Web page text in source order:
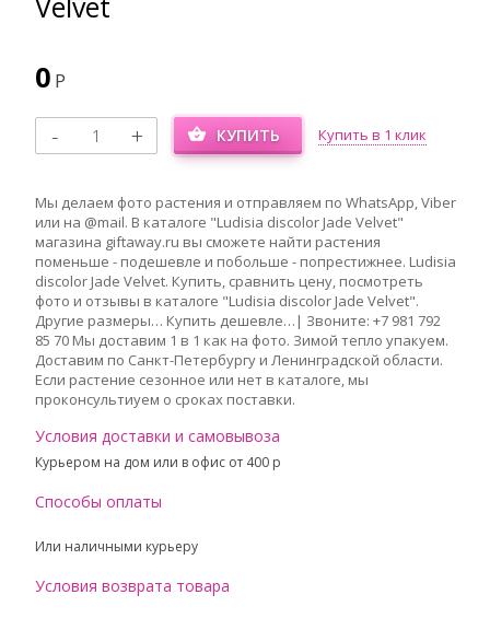
0Р
КУПИТЬ Купить в 1 клик
Мы делаем фото растения и отправляем по WhatsApp, Viber
или на @mail. В каталоге "Ludisia discolor Jade Velvet"
магазина giftaway.ru вы сможете найти растения
поменьше - подешевле и побольше - попрестижнее. Ludisia
discolor Jade Velvet. Купить, сравнить цену, посмотреть
фото и отзывы в каталоге "Ludisia discolor Jade Velvet".
Другие размеры… Купить дешевле…| Звоните: +7 981 792
85 70 Мы доставим 1 в 1 как на фото. Зимой тепло упакуем.
Доставим по Санкт-Петербургу и Ленинградской области.
Если растение сезонное или нет в каталоге, мы
проконсультиуем о сроках поставки.
Условия доставки и самовывоза
Курьером на дом или в офис от 400 p
Способы оплаты
Или наличными курьеру
Условия возврата товара